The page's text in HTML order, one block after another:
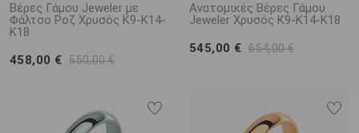
Βέρες Γάμου Jeweler με
Φάλτσο Ροζ Χρυσός Κ9-Κ14-
Κ18
458,00 € 550,00 €
Ανατομικές Βέρες Γάμου
Jeweler Χρυσός Κ9-Κ14-Κ18
545,00 € 654,00 €